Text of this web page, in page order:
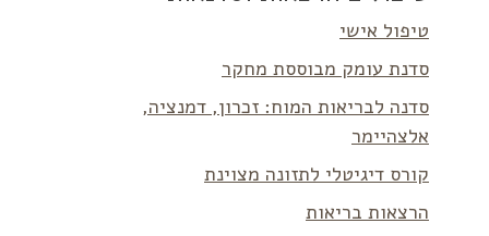
טיפול אישי
סדנת עומק מבוססת מחקר
סדנה לבריאות המוח: זכרון, דמנציה,
אלצהיימר
קורס דיגיטלי לתזונה מצוינת
הרצאות בריאות